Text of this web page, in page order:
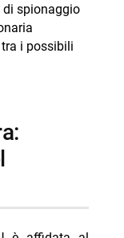
spionaggio
tra i possibili